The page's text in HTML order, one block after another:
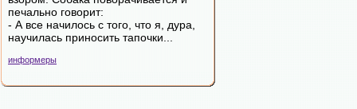
печально говорит:
- А все начилось с того, что я, дура,
научилась приносить тапочки...
информеры